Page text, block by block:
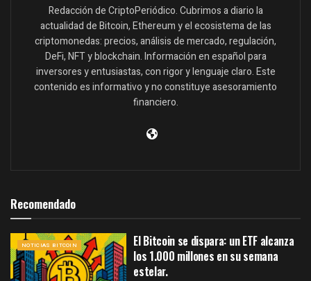
Redacción de CriptoPeriódico. Cubrimos a diario la
actualidad de Bitcoin, Ethereum y el ecosistema de las
criptomonedas: precios, análisis de mercado, regulación,
DeFi, NFT y blockchain. Información en español para
inversores y entusiastas, con rigor y lenguaje claro. Este
contenido es informativo y no constituye asesoramiento
financiero.
Recomendado
NOTICIAS BITCOIN
El Bitcoin se dispara: un ETF alcanza
los 1.000 millones en su semana
estelar.